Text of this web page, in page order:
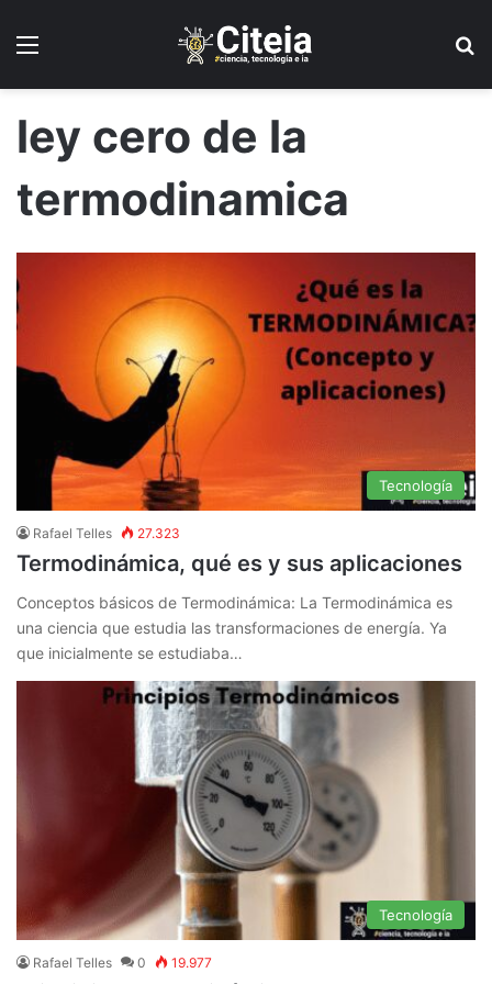
ley cero de la
termodinamica
Tecnología
Rafael Telles 27.323
Termodinámica, qué es y sus aplicaciones
Conceptos básicos de Termodinámica: La Termodinámica es
una ciencia que estudia las transformaciones de energía. Ya
que inicialmente se estudiaba…
Tecnología
Rafael Telles 0 19.977